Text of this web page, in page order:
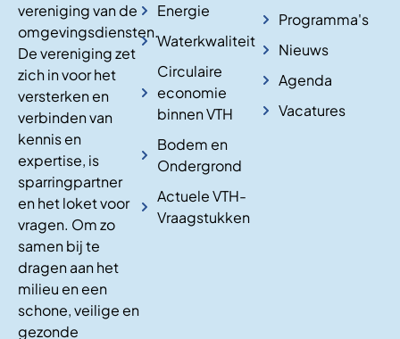
vereniging van de
omgevingsdiensten.
De vereniging zet
zich in voor het
versterken en
verbinden van
kennis en
expertise, is
sparringpartner
en het loket voor
vragen. Om zo
samen bij te
dragen aan het
milieu en een
schone, veilige en
gezonde
Energie
Waterkwaliteit
Circulaire
economie
binnen VTH
Bodem en
Ondergrond
Actuele VTH-
Vraagstukken
Programma's
Nieuws
Agenda
Vacatures